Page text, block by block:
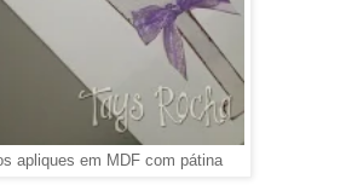
apliques em MDF com pátina